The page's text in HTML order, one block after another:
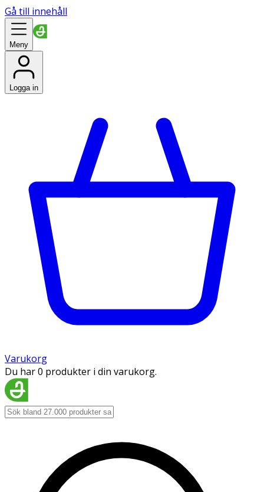
Gå till innehåll
Meny
Logga in
Varukorg
Du har 0 produkter i din varukorg.